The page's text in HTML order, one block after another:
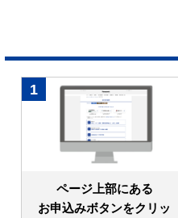
1
ページ上部にある
お申込みボタンをクリッ